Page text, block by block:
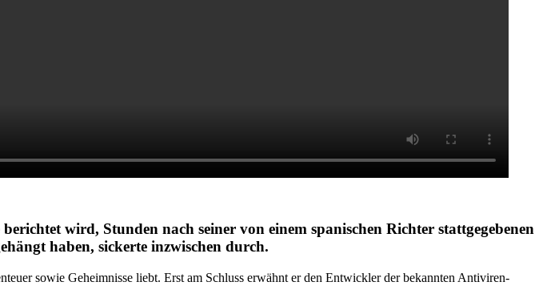
wird, Stunden nach seiner von einem spanischen Richter stattgegebenen
haben, sickerte inzwischen durch.
sowie Geheimnisse liebt. Erst am Schluss erwähnt er den Entwickler der bekannten Antiviren-